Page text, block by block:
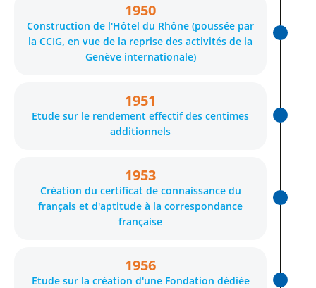
1950
Construction de l'Hôtel du Rhône (poussée par
la CCIG, en vue de la reprise des activités de la
Genève internationale)
1951
Etude sur le rendement effectif des centimes
additionnels
1953
Création du certificat de connaissance du
français et d'aptitude à la correspondance
française
1956
Etude sur la création d'une Fondation dédiée